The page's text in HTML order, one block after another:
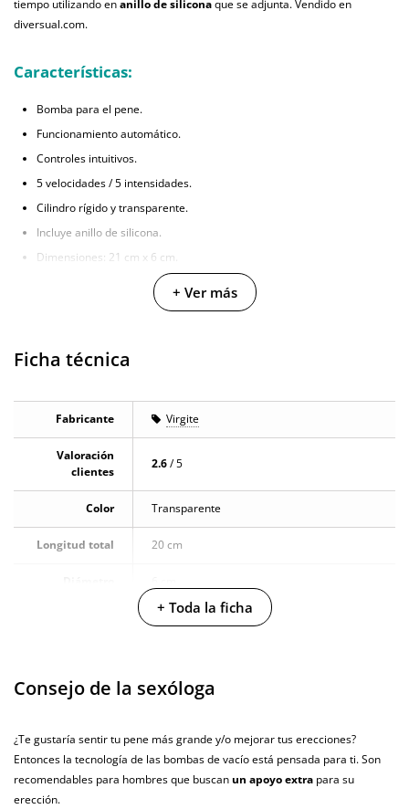
tiempo utilizando enanillo de siliconaque se adjunta. Vendido en
diversual.com.
Características:
Bomba para el pene.
Funcionamiento automático.
Controles intuitivos.
5 velocidades / 5 intensidades.
Cilindro rígido y transparente.
Incluye anillo de silicona.
Dimensiones: 21 cm x 6 cm.
+ Ver más
Ficha técnica
Fabricante Virgite
Valoración
clientes
2.6/ 5
Color Transparente
Longitud total 20 cm
Pilas/Batería
Producto
vegano
No testado en
+ Toda la ficha
Consejo de la sexóloga
¿Te gustaría sentir tu pene más grande y/o mejorar tus erecciones?
Entonces la tecnología de las bombas de vacío está pensada para ti. Son
recomendables para hombres que buscanun apoyo extra para su
erección.